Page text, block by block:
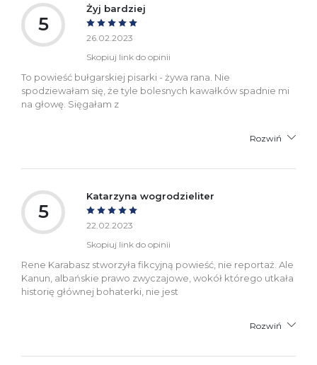
5
Żyj bardziej
26.02.2023
Skopiuj link do opinii
To powieść bułgarskiej pisarki - żywa rana. Nie
spodziewałam się, że tyle bolesnych kawałków spadnie mi
na głowę. Sięgałam z
Rozwiń
5
Katarzyna wogrodzieliter
22.02.2023
Skopiuj link do opinii
Rene Karabasz stworzyła fikcyjną powieść, nie reportaż. Ale
Kanun, albańskie prawo zwyczajowe, wokół którego utkała
historię głównej bohaterki, nie jest
Rozwiń